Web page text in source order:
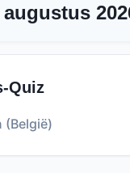
Quiz
(België)